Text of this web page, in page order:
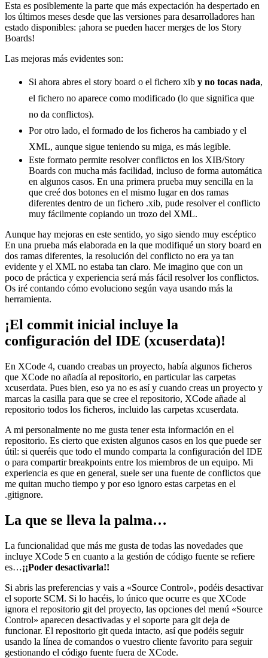
Esta es posiblemente la parte que más expectación ha despertado en
los últimos meses desde que las versiones para desarrolladores han
estado disponibles: ¡ahora se pueden hacer merges de los Story
Boards!
Las mejoras más evidentes son:
Si ahora abres el story board o el fichero xib y no tocas nada,
el fichero no aparece como modificado (lo que significa que
no da conflictos).
Por otro lado, el formado de los ficheros ha cambiado y el
XML, aunque sigue teniendo su miga, es más legible.
Este formato permite resolver conflictos en los XIB/Story
Boards con mucha más facilidad, incluso de forma automática
en algunos casos. En una primera prueba muy sencilla en la
que creé dos botones en el mismo lugar en dos ramas
diferentes dentro de un fichero .xib, pude resolver el conflicto
muy fácilmente copiando un trozo del XML.
Aunque hay mejoras en este sentido, yo sigo siendo muy escéptico
En una prueba más elaborada en la que modifiqué un story board en
dos ramas diferentes, la resolución del conflicto no era ya tan
evidente y el XML no estaba tan claro. Me imagino que con un
poco de práctica y experiencia será más fácil resolver los conflictos.
Os iré contando cómo evoluciono según vaya usando más la
herramienta.
¡El commit inicial incluye la
configuración del IDE (xcuserdata)!
En XCode 4, cuando creabas un proyecto, había algunos ficheros
que XCode no añadía al repositorio, en particular las carpetas
xcuserdata. Pues bien, eso ya no es así y cuando creas un proyecto y
marcas la casilla para que se cree el repositorio, XCode añade al
repositorio todos los ficheros, incluido las carpetas xcuserdata.
A mi personalmente no me gusta tener esta información en el
repositorio. Es cierto que existen algunos casos en los que puede ser
útil: si queréis que todo el mundo comparta la configuración del IDE
o para compartir breakpoints entre los miembros de un equipo. Mi
experiencia es que en general, suele ser una fuente de conflictos que
me quitan mucho tiempo y por eso ignoro estas carpetas en el
.gitignore.
La que se lleva la palma…
La funcionalidad que más me gusta de todas las novedades que
incluye XCode 5 en cuanto a la gestión de código fuente se refiere
es…¡¡Poder desactivarla!!
Si abris las preferencias y vais a «Source Control», podéis desactivar
el soporte SCM. Si lo hacéis, lo único que ocurre es que XCode
ignora el repositorio git del proyecto, las opciones del menú «Source
Control» aparecen desactivadas y el soporte para git deja de
funcionar. El repositorio git queda intacto, así que podéis seguir
usando la línea de comandos o vuestro cliente favorito para seguir
gestionando el código fuente fuera de XCode.